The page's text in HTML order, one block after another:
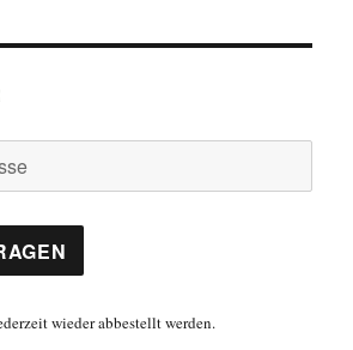
wieder abbestellt werden.